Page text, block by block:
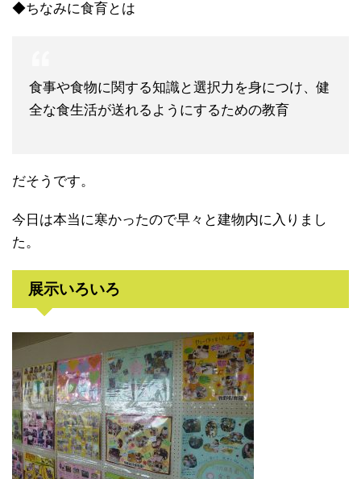
◆ちなみに食育とは
食事や食物に関する知識と選択力を身につけ、健
全な食生活が送れるようにするための教育
だそうです。
今日は本当に寒かったので早々と建物内に入りまし
た。
展示いろいろ